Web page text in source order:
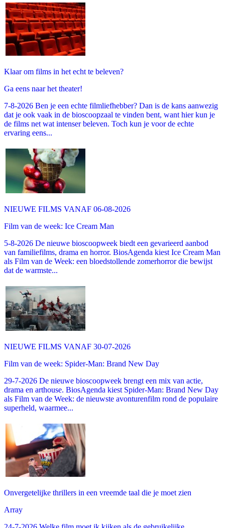
Klaar om films in het echt te beleven?
Ga eens naar het theater!
7-8-2026 Ben je een echte filmliefhebber? Dan is de kans aanwezig
dat je ook vaak in de bioscoopzaal te vinden bent, want hier kun je
de films net wat intenser beleven. Toch kun je voor de echte
ervaring eens...
NIEUWE FILMS VANAF 06-08-2026
Film van de week: Ice Cream Man
5-8-2026 De nieuwe bioscoopweek biedt een gevarieerd aanbod
van familiefilms, drama en horror. BiosAgenda kiest Ice Cream Man
als Film van de Week: een bloedstollende zomerhorror die bewijst
dat de warmste...
NIEUWE FILMS VANAF 30-07-2026
Film van de week: Spider-Man: Brand New Day
29-7-2026 De nieuwe bioscoopweek brengt een mix van actie,
drama en arthouse. BiosAgenda kiest Spider-Man: Brand New Day
als Film van de Week: de nieuwste avonturenfilm rond de populaire
superheld, waarmee...
Onvergetelijke thrillers in een vreemde taal die je moet zien
Array